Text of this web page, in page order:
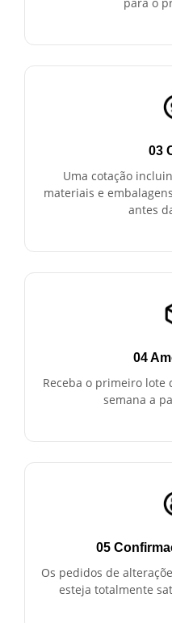
03
Uma cotação
materiais e
antes
04
Receba o primeiro lote
semana a
05
Os pedidos de
esteja totalmente